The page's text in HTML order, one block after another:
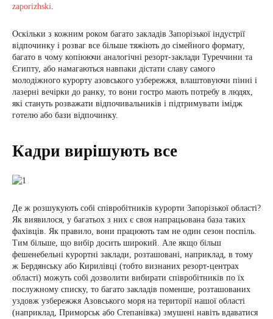
zaporizhski.
Оскільки з кожним роком багато закладів Запорізької індустрії
відпочинку і розваг все більше тяжіють до сімейного формату,
багато в чому копіюючи аналогічні резорт-заклади Туреччини та
Єгипту, або намагаються навпаки дістати славу самого
молодіжного курорту азовського узбережжя, влаштовуючи пінні і
лазерні вечірки до ранку, то вони гостро мають потребу в людях,
які стануть розважати відпочивальників і підтримувати імідж
готелю або бази відпочинку.
Кадри вирішують все
Де ж розшукують собі співробітників курорти Запорізької області?
Як виявилося, у багатьох з них є своя напрацьована база таких
фахівців. Як правило, вони працюють там не один сезон поспіль.
Тим більше, що вибір досить широкий. Але якщо більш
фешенебельні курортні заклади, розташовані, наприклад, в тому
ж Бердянську або Кирилівці (тобто визнаних резорт-центрах
області) можуть собі дозволити вибирати співробітників по їх
послужному списку, то багато закладів поменше, розташованих
уздовж узбережжя Азовського моря на території нашої області
(наприклад, Приморськ або Степанівка) змушені навіть вдаватися